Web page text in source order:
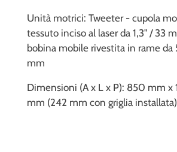
Unità motrici: Tweeter - cupola
tessuto inciso al laser da 1,3" / 33
bobina mobile rivestita in rame da
mm
Dimensioni (A x L x P): 850 mm x
mm (242 mm con griglia installata)